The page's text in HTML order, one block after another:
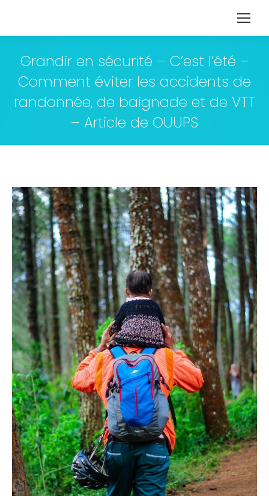
Grandir en sécurité – C’est l’été –
Comment éviter les accidents de
randonnée, de baignade et de VTT
– Article de OUUPS